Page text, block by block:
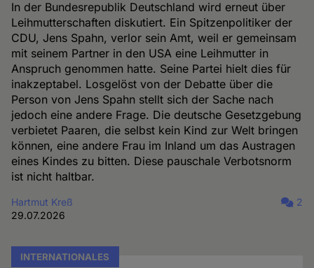
In der Bundesrepublik Deutschland wird erneut über
Leihmutterschaften diskutiert. Ein Spitzenpolitiker der
CDU, Jens Spahn, verlor sein Amt, weil er gemeinsam
mit seinem Partner in den USA eine Leihmutter in
Anspruch genommen hatte. Seine Partei hielt dies für
inakzeptabel. Losgelöst von der Debatte über die
Person von Jens Spahn stellt sich der Sache nach
jedoch eine andere Frage. Die deutsche Gesetzgebung
verbietet Paaren, die selbst kein Kind zur Welt bringen
können, eine andere Frau im Inland um das Austragen
eines Kindes zu bitten. Diese pauschale Verbotsnorm
ist nicht haltbar.
Hartmut Kreß
29.07.2026
2
INTERNATIONALES